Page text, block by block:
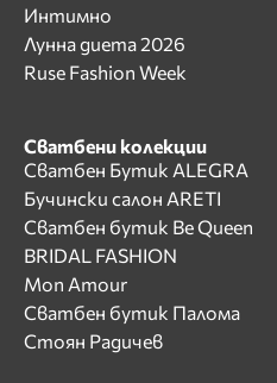
Интимно
Лунна диета 2026
Ruse Fashion Week
Сватбени колекции
Сватбен Бутик ALEGRA
Бучински салон ARETI
Сватбен бутик Be Queen
BRIDAL FASHION
Mon Amour
Сватбен бутик Палома
Стоян Радичев